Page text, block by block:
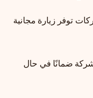
توفر زيارة مجانية
ضمانًا في حال